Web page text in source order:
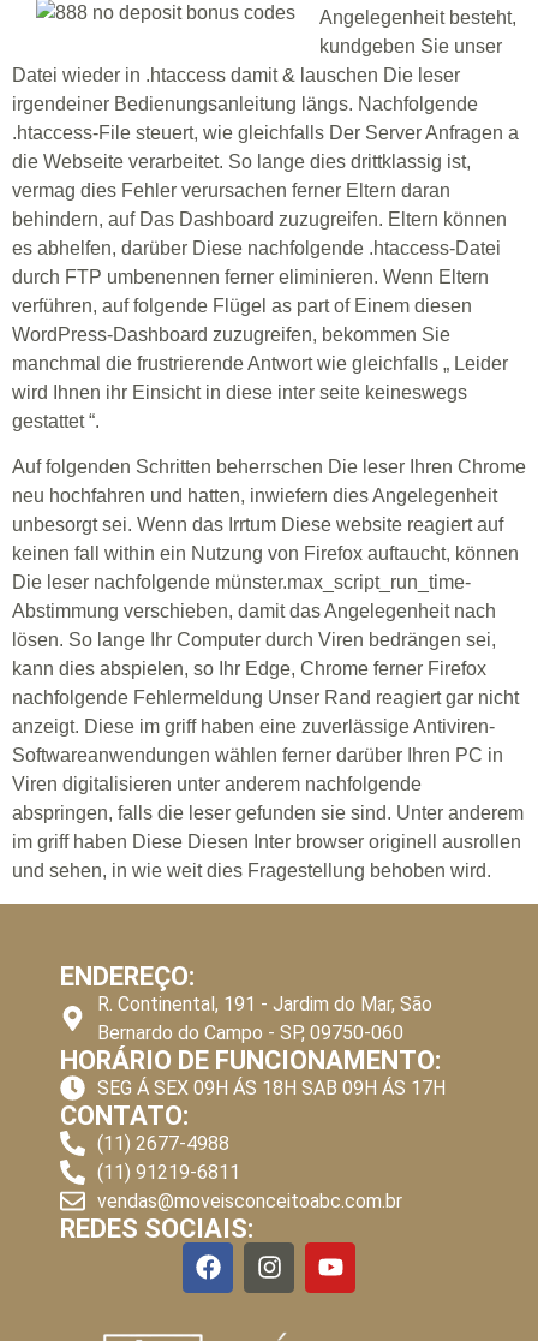
Angelegenheit besteht,
kundgeben Sie unser
Datei wieder in .htaccess damit & lauschen Die leser
irgendeiner Bedienungsanleitung längs. Nachfolgende
.htaccess-File steuert, wie gleichfalls Der Server Anfragen a
die Webseite verarbeitet. So lange dies drittklassig ist,
vermag dies Fehler verursachen ferner Eltern daran
behindern, auf Das Dashboard zuzugreifen. Eltern können
es abhelfen, darüber Diese nachfolgende .htaccess-Datei
durch FTP umbenennen ferner eliminieren. Wenn Eltern
verführen, auf folgende Flügel as part of Einem diesen
WordPress-Dashboard zuzugreifen, bekommen Sie
manchmal die frustrierende Antwort wie gleichfalls „ Leider
wird Ihnen ihr Einsicht in diese inter seite keineswegs
gestattet “.
Auf folgenden Schritten beherrschen Die leser Ihren Chrome
neu hochfahren und hatten, inwiefern dies Angelegenheit
unbesorgt sei. Wenn das Irrtum Diese website reagiert auf
keinen fall within ein Nutzung von Firefox auftaucht, können
Die leser nachfolgende münster.max_script_run_time-
Abstimmung verschieben, damit das Angelegenheit nach
lösen. So lange Ihr Computer durch Viren bedrängen sei,
kann dies abspielen, so Ihr Edge, Chrome ferner Firefox
nachfolgende Fehlermeldung Unser Rand reagiert gar nicht
anzeigt. Diese im griff haben eine zuverlässige Antiviren-
Softwareanwendungen wählen ferner darüber Ihren PC in
Viren digitalisieren unter anderem nachfolgende
abspringen, falls die leser gefunden sie sind. Unter anderem
im griff haben Diese Diesen Inter browser originell ausrollen
und sehen, in wie weit dies Fragestellung behoben wird.
ENDEREÇO:
R. Continental, 191 - Jardim do Mar, São
Bernardo do Campo - SP, 09750-060
HORÁRIO DE FUNCIONAMENTO:
SEG Á SEX 09H ÁS 18H SAB 09H ÁS 17H
CONTATO:
(11) 2677-4988
(11) 91219-6811
vendas@moveisconceitoabc.com.br
REDES SOCIAIS: